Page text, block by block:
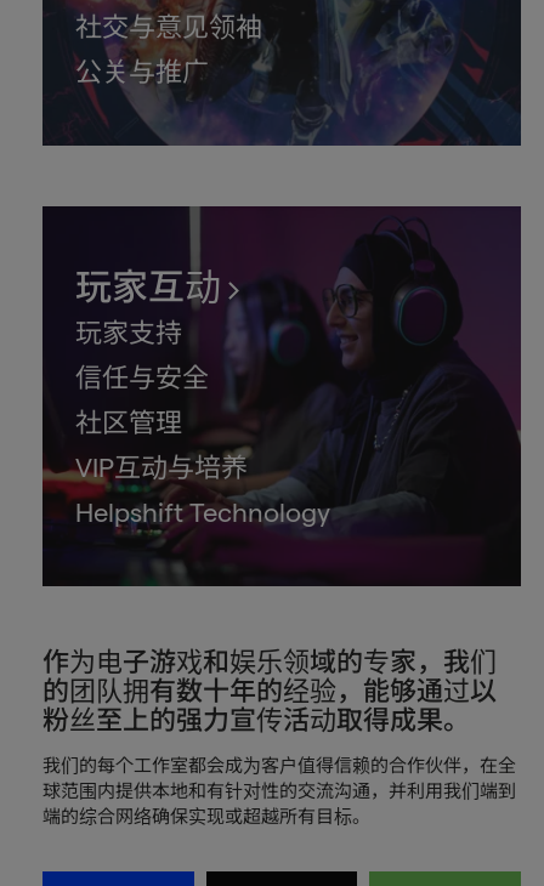
社交与意见领袖
公关与推广
玩家互动
玩家支持
信任与安全
社区管理
VIP互动与培养
Helpshift Technology
作为电子游戏和娱乐领域的专家，我们
的团队拥有数十年的经验，能够通过以
粉丝至上的强力宣传活动取得成果。
我们的每个工作室都会成为客户值得信赖的合作伙伴，在全
球范围内提供本地和有针对性的交流沟通，并利用我们端到
端的综合网络确保实现或超越所有目标。